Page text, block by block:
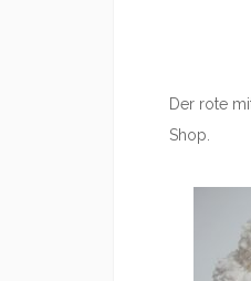
Der rote
Shop.